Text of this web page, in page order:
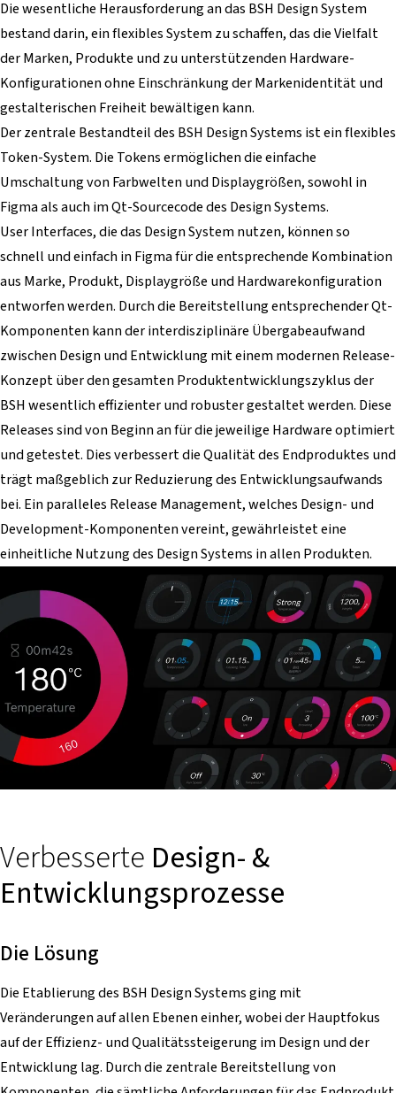
Die wesentliche Herausforderung an das BSH Design System
bestand darin, ein flexibles System zu schaffen, das die Vielfalt
der Marken, Produkte und zu unterstützenden Hardware-
Konfigurationen ohne Einschränkung der Markenidentität und
gestalterischen Freiheit bewältigen kann.
Der zentrale Bestandteil des BSH Design Systems ist ein flexibles
Token-System. Die Tokens ermöglichen die einfache
Umschaltung von Farbwelten und Displaygrößen, sowohl in
Figma als auch im Qt-Sourcecode des Design Systems.
User Interfaces, die das Design System nutzen, können so
schnell und einfach in Figma für die entsprechende Kombination
aus Marke, Produkt, Displaygröße und Hardwarekonfiguration
entworfen werden. Durch die Bereitstellung entsprechender Qt-
Komponenten kann der interdisziplinäre Übergabeaufwand
zwischen Design und Entwicklung mit einem modernen Release-
Konzept über den gesamten Produktentwicklungszyklus der
BSH wesentlich effizienter und robuster gestaltet werden. Diese
Releases sind von Beginn an für die jeweilige Hardware optimiert
und getestet. Dies verbessert die Qualität des Endproduktes und
trägt maßgeblich zur Reduzierung des Entwicklungsaufwands
bei. Ein paralleles Release Management, welches Design- und
Development-Komponenten vereint, gewährleistet eine
einheitliche Nutzung des Design Systems in allen Produkten.
Verbesserte Design- &
Entwicklungsprozesse
Die Lösung
Die Etablierung des BSH Design Systems ging mit
Veränderungen auf allen Ebenen einher, wobei der Hauptfokus
auf der Effizienz- und Qualitätssteigerung im Design und der
Entwicklung lag. Durch die zentrale Bereitstellung von